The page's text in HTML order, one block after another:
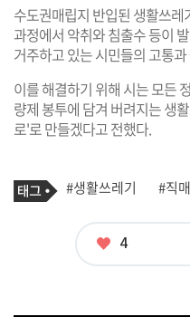
수도권매립지 반입된 생활쓰
과정에서 악취와 침출수 등이
거주하고 있는 시민들의 고통
이를 해결하기 위해 시는 모든
량제 봉투에 담겨 버려지는 생
로'로 만들겠다고 전했다.
기
사
태
그
#생활쓰레기 #직
좋
4